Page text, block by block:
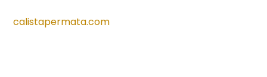
calistapermata.com